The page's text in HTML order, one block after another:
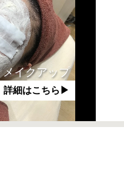
メイクアップ
詳細はこちら▶︎